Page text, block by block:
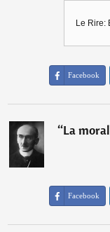
Le Rire:
Facebook
“La
Facebook